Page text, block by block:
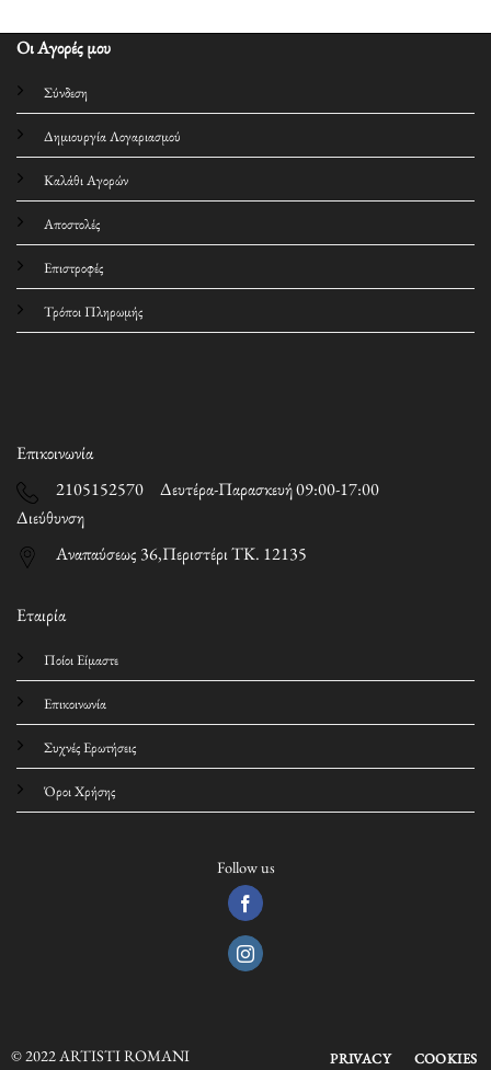
Οι Αγορές μου
Σύνδεση
Δημιουργία Λογαριασμού
Καλάθι Αγορών
Αποστολές
Επιστροφές
Τρόποι Πληρωμής
Εταιρία
Ποίοι Είμαστε
Επικοινωνία
Συχνές Ερωτήσεις
Όροι Χρήσης
Follow us
Επικοινωνία
2105152570 Δευτέρα-Παρασκευή 09:00-17:00
Διεύθυνση
Αναπαύσεως 36,Περιστέρι ΤΚ. 12135
© 2022 ARTISTI ROMANI PRIVACY COOKIES